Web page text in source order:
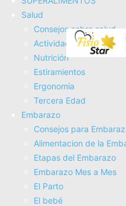
Salud
Consejos sobre salud
Actividad Fí­sica
Nutrición
Estiramientos
Ergonomí­a
Tercera Edad
Embarazo
Consejos para
Alimentacion de la
Etapas del Embarazo
Embarazo Mes a Mes
El Parto
El bebé
Afortunadamente, existen
que te ayudarán a reducir
de manera efectiva. En
algunos métodos sencillos
incorporarlos en tu día a
emocional.